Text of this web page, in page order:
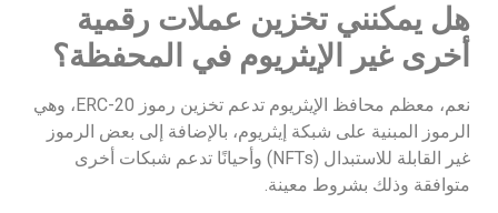
هل يمكنني تخزين عملات رقمية
أخرى غير الإيثريوم في المحفظة؟
نعم، معظم محافظ الإيثريوم تدعم تخزين رموز ERC-20، وهي
الرموز المبنية على شبكة إيثريوم، بالإضافة إلى بعض الرموز
غير القابلة للاستبدال (NFTs) وأحيانًا تدعم شبكات أخرى
متوافقة وذلك بشروط معينة.